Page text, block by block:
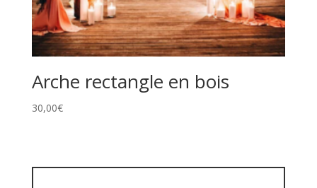
Arche rectangle en bois
30,00€